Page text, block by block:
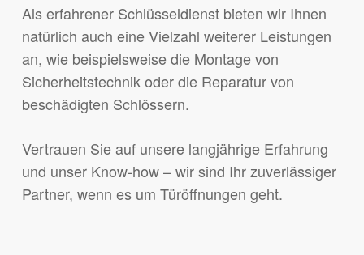
Als erfahrener Schlüsseldienst bieten wir Ihnen
natürlich auch eine Vielzahl weiterer Leistungen
an, wie beispielsweise die Montage von
Sicherheitstechnik oder die Reparatur von
beschädigten Schlössern.
Vertrauen Sie auf unsere langjährige Erfahrung
und unser Know-how – wir sind Ihr zuverlässiger
Partner, wenn es um Türöffnungen geht.